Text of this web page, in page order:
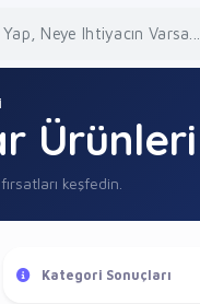
Ürünleri
keşfedin.
Kategori Sonuçları